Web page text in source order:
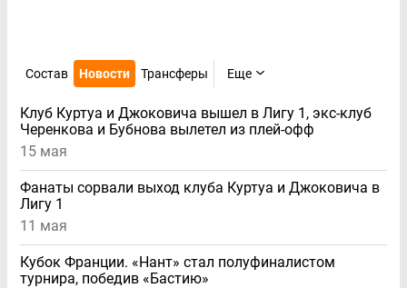
Состав Новости Трансферы Еще
Клуб Куртуа и Джоковича вышел в Лигу 1, экс-клуб
Черенкова и Бубнова вылетел из плей-офф
15 мая
Фанаты сорвали выход клуба Куртуа и Джоковича в
Лигу 1
11 мая
Кубок Франции. «Нант» стал полуфиналистом
турнира, победив «Бастию»